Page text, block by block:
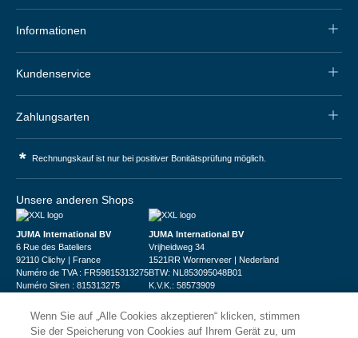
Informationen
Kundenservice
Zahlungsarten
* Rechnungskauf ist nur bei positiver Bonitätsprüfung möglich.
Unsere anderen Shops
JUMA International BV
6 Rue des Bateliers
92110 Clichy | France
Numéro de TVA : FR59815313275
Numéro Siren : 815313275
JUMA International BV
Vrijheidweg 34
1521RR Wormerveer | Nederland
BTW: NL853095048B01
K.V.K.: 58573909
Wenn Sie auf „Alle Cookies akzeptieren“ klicken, stimmen
Sie der Speicherung von Cookies auf Ihrem Gerät zu, um